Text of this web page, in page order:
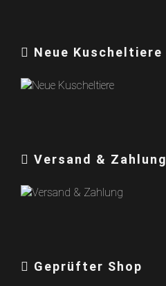
Neue Kuscheltiere
Versand & Zahlung
Geprüfter Shop